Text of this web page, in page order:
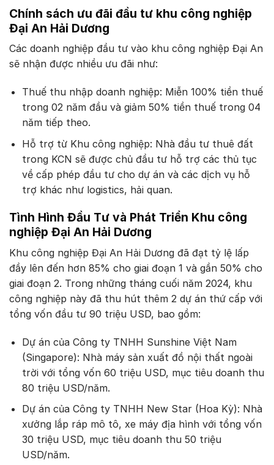
Chính sách ưu đãi đầu tư khu công nghiệp
Đại An Hải Dương
Các doanh nghiệp đầu tư vào khu công nghiệp Đại An
sẽ nhận được nhiều ưu đãi như:
Thuế thu nhập doanh nghiệp: Miễn 100% tiền thuế
trong 02 năm đầu và giảm 50% tiền thuế trong 04
năm tiếp theo.
Hỗ trợ từ Khu công nghiệp: Nhà đầu tư thuê đất
trong KCN sẽ được chủ đầu tư hỗ trợ các thủ tục
về cấp phép đầu tư cho dự án và các dịch vụ hỗ
trợ khác như logistics, hải quan.
Tình Hình Đầu Tư và Phát Triển Khu công
nghiệp Đại An Hải Dương
Khu công nghiệp Đại An Hải Dương đã đạt tỷ lệ lấp
đầy lên đến hơn 85% cho giai đoạn 1 và gần 50% cho
giai đoạn 2. Trong những tháng cuối năm 2024, khu
công nghiệp này đã thu hút thêm 2 dự án thứ cấp với
tổng vốn đầu tư 90 triệu USD, bao gồm:
Dự án của Công ty TNHH Sunshine Việt Nam
(Singapore): Nhà máy sản xuất đồ nội thất ngoài
trời với tổng vốn 60 triệu USD, mục tiêu doanh thu
80 triệu USD/năm.
Dự án của Công ty TNHH New Star (Hoa Kỳ): Nhà
xưởng lắp ráp mô tô, xe máy địa hình với tổng vốn
30 triệu USD, mục tiêu doanh thu 50 triệu
USD/năm.